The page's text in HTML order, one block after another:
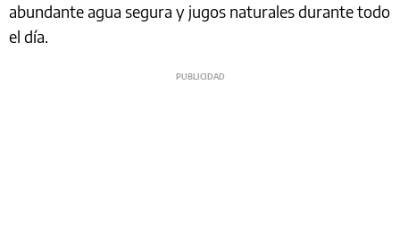
abundante agua segura y jugos naturales durante todo
el día.